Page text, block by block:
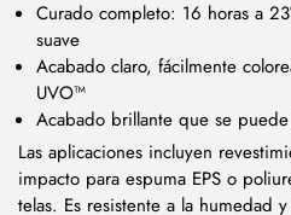
Curado completo: 16 horas a
suave
Acabado claro, fácilmente
UVO™
Acabado brillante que se
Las aplicaciones incluyen
impacto para espuma EPS o
telas. Es resistente a la humedad